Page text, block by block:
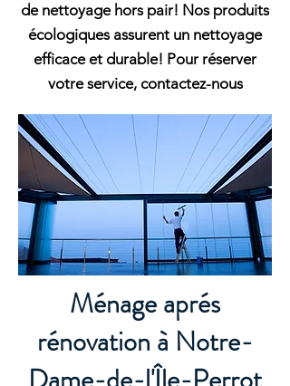
de nettoyage hors pair! Nos produits
écologiques assurent un nettoyage
efficace et durable! Pour réserver
votre service, contactez-nous
Ménage aprés
rénovation à Notre-